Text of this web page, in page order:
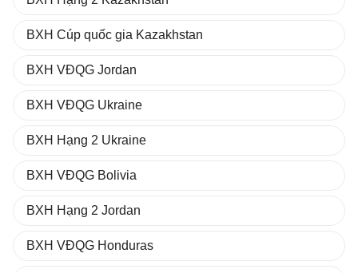
BXH Cúp quốc gia Kazakhstan
BXH VĐQG Jordan
BXH VĐQG Ukraine
BXH Hạng 2 Ukraine
BXH VĐQG Bolivia
BXH Hạng 2 Jordan
BXH VĐQG Honduras